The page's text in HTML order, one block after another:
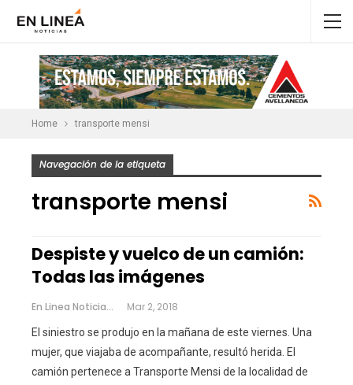
Home transporte mensi
Navegación de la etiqueta
transporte mensi
Despiste y vuelco de un camión:
Todas las imágenes
En Linea Noticias Mar 2, 2018
El siniestro se produjo en la mañana de este viernes. Una
mujer, que viajaba de acompañante, resultó herida. El
camión pertenece a Transporte Mensi de la localidad de